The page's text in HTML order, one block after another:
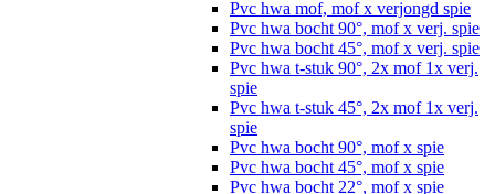
Pvc hwa mof, mof x verjongd spie
Pvc hwa bocht 90°, mof x verj. spie
Pvc hwa bocht 45°, mof x verj. spie
Pvc hwa t-stuk 90°, 2x mof 1x verj.
spie
Pvc hwa t-stuk 45°, 2x mof 1x verj.
spie
Pvc hwa bocht 90°, mof x spie
Pvc hwa bocht 45°, mof x spie
Pvc hwa bocht 22°, mof x spie